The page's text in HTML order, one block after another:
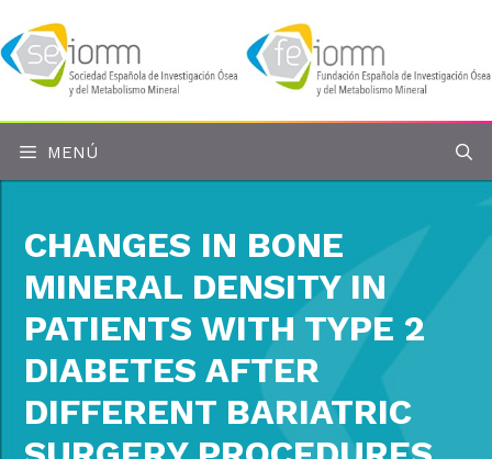
al
contenido
MENÚ
CHANGES IN BONE
MINERAL DENSITY IN
PATIENTS WITH TYPE 2
DIABETES AFTER
DIFFERENT BARIATRIC